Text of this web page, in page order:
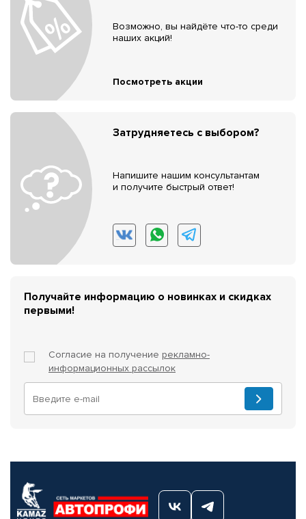
Возможно, вы найдёте что-то среди
наших акций!
Посмотреть акции
Затрудняетесь с выбором?
Напишите нашим консультантам
и получите быстрый ответ!
Получайте информацию о новинках и скидках
первыми!
Согласие на получение рекламно-
информационных рассылок